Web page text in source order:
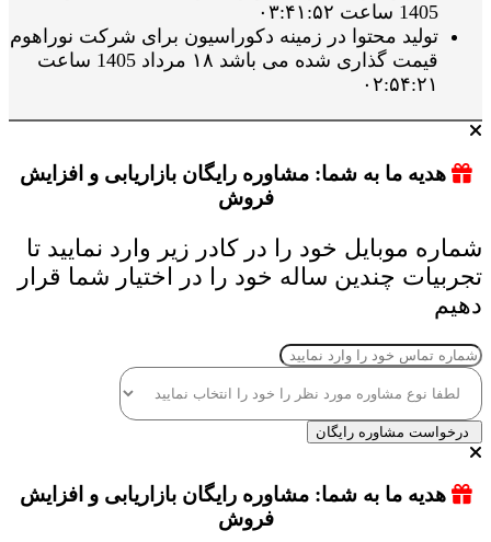
1405 ساعت ۰۳:۴۱:۵۲
تولید محتوا در زمینه دکوراسیون برای شرکت نوراهوم
قیمت گذاری شده می باشد ۱۸ مرداد 1405 ساعت
۰۲:۵۴:۲۱
هدیه ما به شما: مشاوره رایگان بازاریابی و افزایش
فروش
شماره موبایل خود را در کادر زیر وارد نمایید تا
تجربیات چندین ساله خود را در اختیار شما قرار
دهیم
درخواست مشاوره رایگان
هدیه ما به شما: مشاوره رایگان بازاریابی و افزایش
فروش